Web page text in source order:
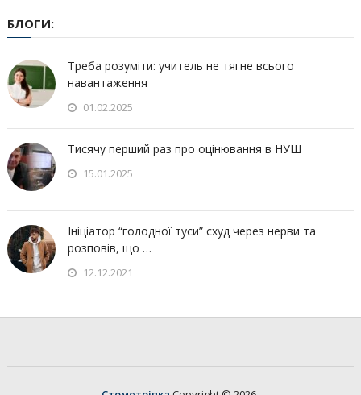
БЛОГИ:
Треба розуміти: учитель не тягне всього
навантаження
01.02.2025
Тисячу перший раз про оцінювання в НУШ
15.01.2025
Ініціатор “голодної туси” схуд через нерви та
розповів, що …
12.12.2021